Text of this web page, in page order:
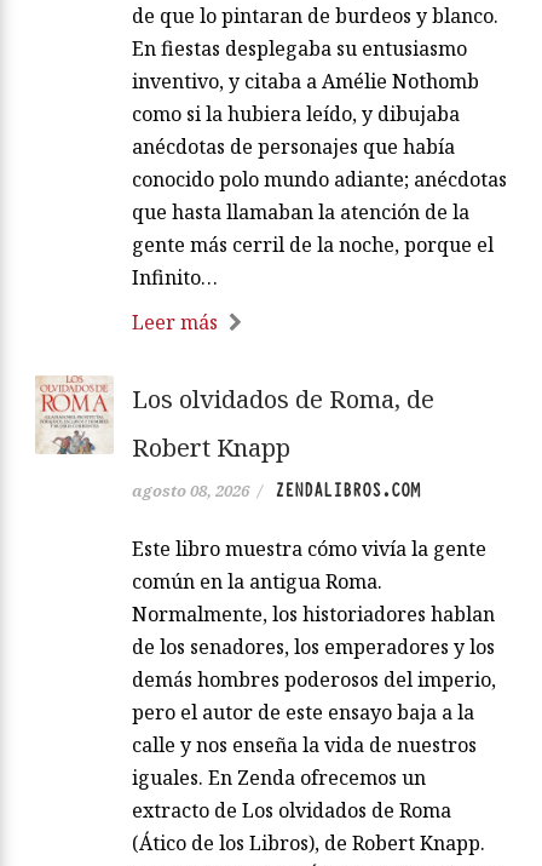
de que lo pintaran de burdeos y blanco.
En fiestas desplegaba su entusiasmo
inventivo, y citaba a Amélie Nothomb
como si la hubiera leído, y dibujaba
anécdotas de personajes que había
conocido polo mundo adiante; anécdotas
que hasta llamaban la atención de la
gente más cerril de la noche, porque el
Infinito…
Leer más
Los olvidados de Roma, de
Robert Knapp
agosto 08, 2026 / ZENDALIBROS.COM
Este libro muestra cómo vivía la gente
común en la antigua Roma.
Normalmente, los historiadores hablan
de los senadores, los emperadores y los
demás hombres poderosos del imperio,
pero el autor de este ensayo baja a la
calle y nos enseña la vida de nuestros
iguales. En Zenda ofrecemos un
extracto de Los olvidados de Roma
(Ático de los Libros), de Robert Knapp.